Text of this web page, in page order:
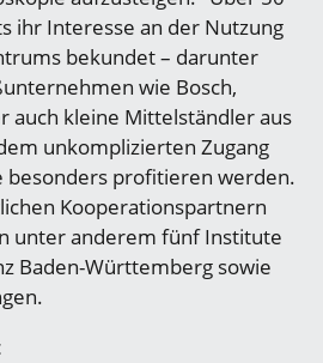
ihr Interesse an der Nutzung
bekundet – darunter
wie Bosch,
auch kleine Mittelständler aus
unkomplizierten Zugang
besonders profitieren werden.
Kooperationspartnern
unter anderem fünf Institute
Baden-Württemberg sowie